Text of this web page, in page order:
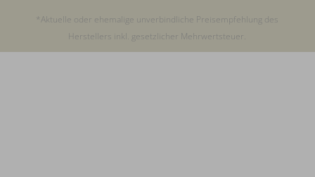
*Aktuelle oder ehemalige unverbindliche Preisempfehlung des
Herstellers inkl. gesetzlicher Mehrwertsteuer.